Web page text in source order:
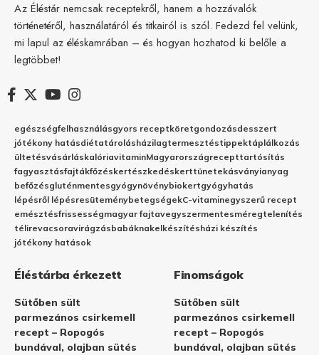
Az Éléstár nemcsak receptekről, hanem a hozzávalók
történetéről, használatáról és titkairól is szól. Fedezd fel velünk,
mi lapul az éléskamrában – és hogyan hozhatod ki belőle a
legtöbbet!
egészségfelhasználásgyors receptköretgondozásdesszert
jótékony hatásdiétatárolásházilagtermesztéstippektáplálkozás
ültetésvásárláskalóriavitaminMagyarországrecepttartósítás
fagyasztásfajtákfőzéskertészkedéskerttünetekásványianyag
befőzésgluténmentesgyógynövénybiokertgyógyhatás
lépésről lépésresüteménybetegségekC-vitaminegyszerű recept
emésztésfrissességmagyar fajtavegyszermentesméregtelenítés
télirevacsoravirágzásbabáknakelkészítésházi készítés
jótékony hatások
Éléstárba érkezett
Sütőben sült
parmezános csirkemell
recept – Ropogós
bundával, olajban sütés
Finomságok
Sütőben sült
parmezános csirkemell
recept – Ropogós
bundával, olajban sütés